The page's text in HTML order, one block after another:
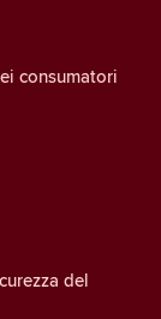
consumatori
del